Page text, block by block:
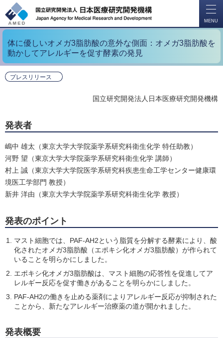
MENU
体に優しいオメガ3脂肪酸の意外な側面：オメガ3脂肪酸を
動かしてアレルギーを促す酵素の発見
プレスリリース
国立研究開発法人日本医療研究開発機構
発表者
嶋中 雄太（東京大学大学院薬学系研究科衛生化学 特任助教）
河野 望（東京大学大学院薬学系研究科衛生化学 講師）
村上 誠（東京大学大学院医学系研究科疾患生命工学センター健康環
境医工学部門 教授）
新井 洋由（東京大学大学院薬学系研究科衛生化学 教授）
発表のポイント
マスト細胞では、PAF-AH2という脂質を分解する酵素により、酸
化されたオメガ3脂肪酸（エポキシ化オメガ3脂肪酸）が作られて
いることを明らかにしました。
エポキシ化オメガ3脂肪酸は、マスト細胞の応答性を促進してア
レルギー反応を促す働きがあることを明らかにしました。
PAF-AH2の働きを止める薬剤によりアレルギー反応が抑制された
ことから、新たなアレルギー治療薬の道が開かれました。
発表概要